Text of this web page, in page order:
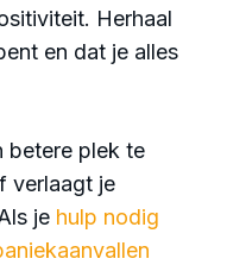
Herhaal
en dat je alles
betere plek te
verlaagt je
je hulp nodig